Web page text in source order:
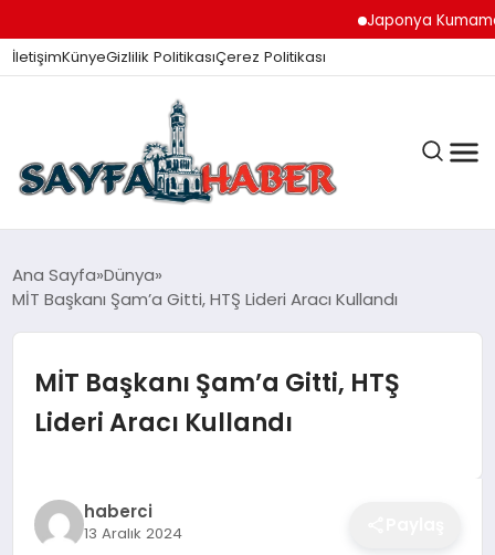
Japonya Kumamoto
İletişimKünyeGizlilik PolitikasıÇerez Politikası
ANA SAYFA
İZMIR HABERLERI
EĞITIM
Ana Sayfa Dünya
MİT Başkanı Şam’a Gitti, HTŞ Lideri Aracı Kullandı
MİT Başkanı Şam’a Gitti, HTŞ
Lideri Aracı Kullandı
haberci
13 Aralık 2024